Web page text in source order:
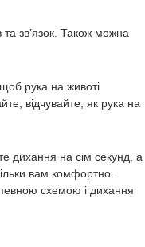
та зв’язок. Також можна
рука на животі
відчувайте, як рука на
дихання на сім секунд, а
вам комфортно.
схемою і дихання